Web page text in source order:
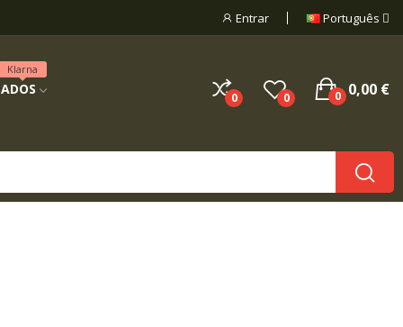
Entrar Português
Klarna
0 0 0,00 €
0